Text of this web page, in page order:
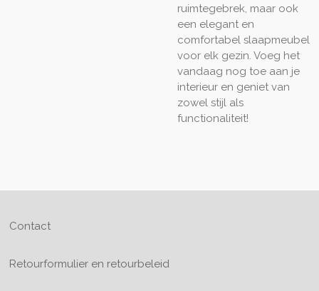
ruimtegebrek, maar ook
een elegant en
comfortabel slaapmeubel
voor elk gezin. Voeg het
vandaag nog toe aan je
interieur en geniet van
zowel stijl als
functionaliteit!
Contact
Retourformulier en retourbeleid